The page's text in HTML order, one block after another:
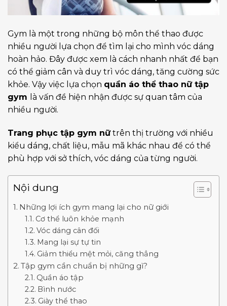
Gym là một trong những bộ môn thể thao được
nhiều người lựa chọn để tìm lại cho mình vóc dáng
hoàn hảo. Đây được xem là cách nhanh nhất để bạn
có thể giảm cân và duy trì vóc dáng, tăng cường sức
khỏe. Vậy việc lựa chọn quần áo thể thao nữ tập
gym là vấn đề hiện nhận được sự quan tâm của
nhiều người.
Trang phục tập gym nữtrên thị trường với nhiều
kiểu dáng, chất liệu, mẫu mã khác nhau để có thể
phù hợp với sở thích, vóc dáng của từng người.
Nội dung
Những lợi ích gym mang lại cho nữ giới
Cơ thể luôn khỏe mạnh
Vóc dáng cân đối
Mang lại sự tự tin
Giảm thiểu mệt mỏi, căng thẳng
Tập gym cần chuẩn bị những gì?
Quần áo tập
Bình nước
Giày thể thao